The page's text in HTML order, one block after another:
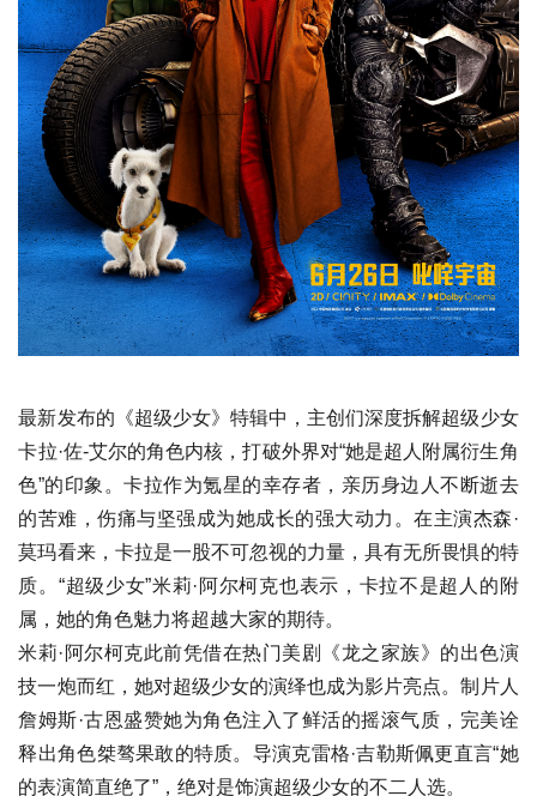
最新发布的《超级少女》特辑中，主创们深度拆解超级少女
卡拉·佐-艾尔的角色内核，打破外界对“她是超人附属衍生角
色”的印象。卡拉作为氪星的幸存者，亲历身边人不断逝去
的苦难，伤痛与坚强成为她成长的强大动力。在主演杰森·
莫玛看来，卡拉是一股不可忽视的力量，具有无所畏惧的特
质。“超级少女”米莉·阿尔柯克也表示，卡拉不是超人的附
属，她的角色魅力将超越大家的期待。
米莉·阿尔柯克此前凭借在热门美剧《龙之家族》的出色演
技一炮而红，她对超级少女的演绎也成为影片亮点。制片人
詹姆斯·古恩盛赞她为角色注入了鲜活的摇滚气质，完美诠
释出角色桀骜果敢的特质。导演克雷格·吉勒斯佩更直言“她
的表演简直绝了”，绝对是饰演超级少女的不二人选。